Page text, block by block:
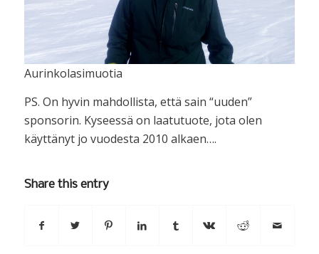
Aurinkolasimuotia
PS. On hyvin mahdollista, että sain “uuden”
sponsorin. Kyseessä on laatutuote, jota olen
käyttänyt jo vuodesta 2010 alkaen….
Share this entry